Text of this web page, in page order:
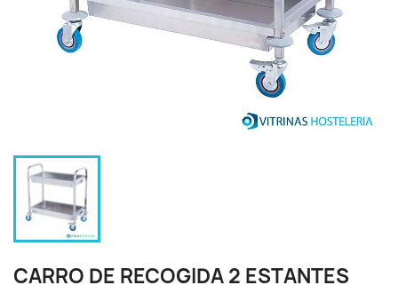
CARRO DE RECOGIDA 2 ESTANTES